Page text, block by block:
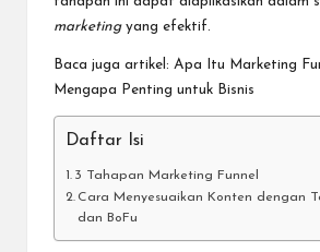
marketingyang efektif.
Baca juga artikel: Apa Itu Marketing
Mengapa Penting untuk Bisnis
Daftar Isi
3 Tahapan Marketing Funnel
Cara Menyesuaikan Konten dengan
dan BoFu